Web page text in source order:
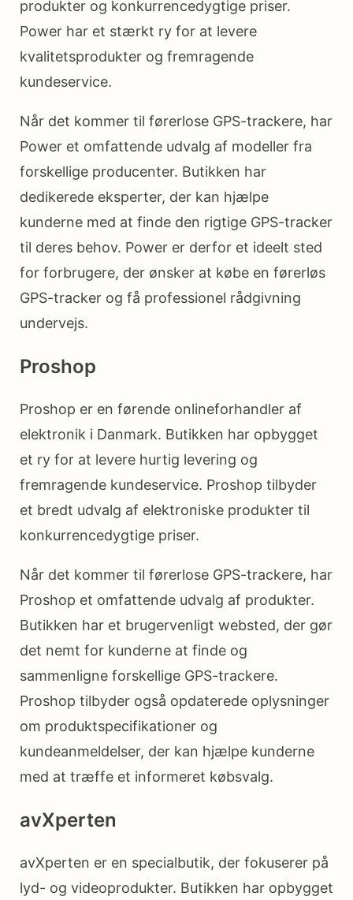
produkter og konkurrencedygtige priser.
Power har et stærkt ry for at levere
kvalitetsprodukter og fremragende
kundeservice.
Når det kommer til førerlose GPS-trackere, har
Power et omfattende udvalg af modeller fra
forskellige producenter. Butikken har
dedikerede eksperter, der kan hjælpe
kunderne med at finde den rigtige GPS-tracker
til deres behov. Power er derfor et ideelt sted
for forbrugere, der ønsker at købe en førerløs
GPS-tracker og få professionel rådgivning
undervejs.
Proshop
Proshop er en førende onlineforhandler af
elektronik i Danmark. Butikken har opbygget
et ry for at levere hurtig levering og
fremragende kundeservice. Proshop tilbyder
et bredt udvalg af elektroniske produkter til
konkurrencedygtige priser.
Når det kommer til førerlose GPS-trackere, har
Proshop et omfattende udvalg af produkter.
Butikken har et brugervenligt websted, der gør
det nemt for kunderne at finde og
sammenligne forskellige GPS-trackere.
Proshop tilbyder også opdaterede oplysninger
om produktspecifikationer og
kundeanmeldelser, der kan hjælpe kunderne
med at træffe et informeret købsvalg.
avXperten
avXperten er en specialbutik, der fokuserer på
lyd- og videoprodukter. Butikken har opbygget